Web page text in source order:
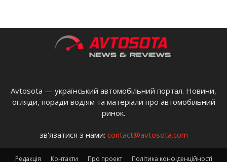
Avtosota — український автомобільний портал. Новини,
огляди, поради водіям та матеріали про автомобільний
ринок.
зв'язатися з нами: contact@avtosota.com
Редакція Контакти Про проект Політика конфіденційності